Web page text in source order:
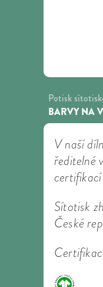
Potisk
BARVY NA
V naší
ředitelné
Sítotisk
České